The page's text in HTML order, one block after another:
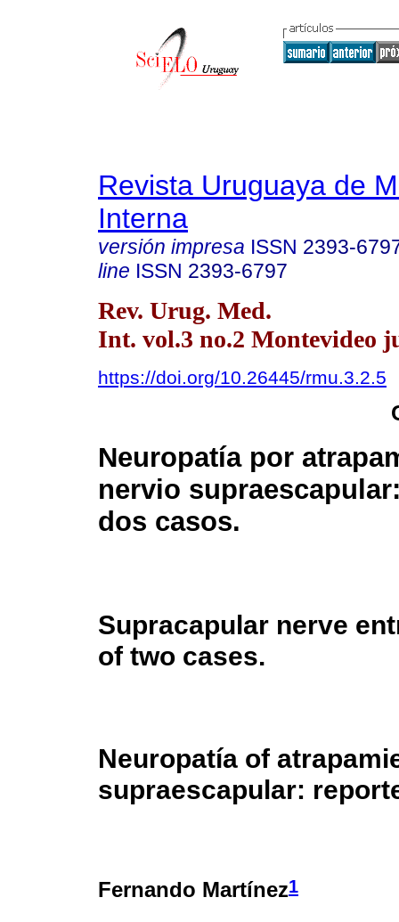
Revista Uruguaya de
Interna
versión impresa ISSN 2393-
line ISSN 2393-6797
Rev. Urug. Med.
Int. vol.3 no.2 Montevideo
https://doi.org/10.26445/rmu.3.2.5
Neuropatía por
nervio
dos casos.
Supracapular nerve
of two cases.
Neuropatía of
supraescapular:
Fernando Martínez1